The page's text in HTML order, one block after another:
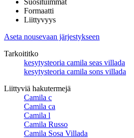
Formaatti
Liittyvyys
Aseta nousevaan järjestykseen
Tarkoititko
kesytysteoria camila seas villada
kesytysteoria camila sons villada
Liittyviä hakutermejä
Camila c
Camila ca
Camila l
Camila Russo
Camila Sosa Villada